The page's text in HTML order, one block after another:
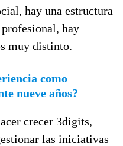
hay una estructura
hay
muy distinto.
como
nueve años?
crecer 3digits,
las iniciativas